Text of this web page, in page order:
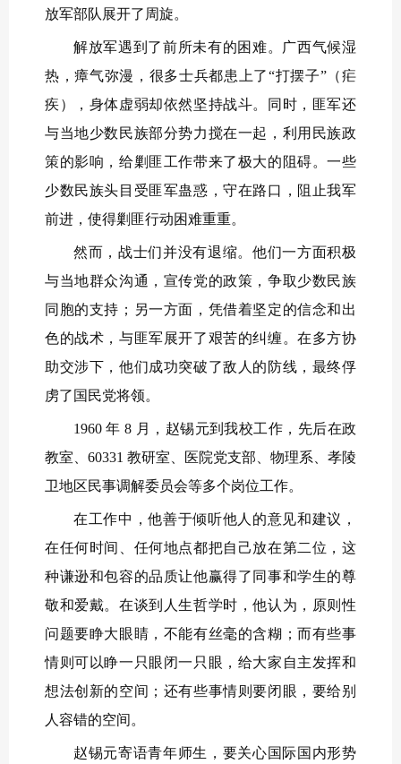
放军部队展开了周旋。
解放军遇到了前所未有的困难。广西气候湿
热，瘴气弥漫，很多士兵都患上了“打摆子”（疟
疾），身体虚弱却依然坚持战斗。同时，匪军还
与当地少数民族部分势力搅在一起，利用民族政
策的影响，给剿匪工作带来了极大的阻碍。一些
少数民族头目受匪军蛊惑，守在路口，阻止我军
前进，使得剿匪行动困难重重。
然而，战士们并没有退缩。他们一方面积极
与当地群众沟通，宣传党的政策，争取少数民族
同胞的支持；另一方面，凭借着坚定的信念和出
色的战术，与匪军展开了艰苦的纠缠。在多方协
助交涉下，他们成功突破了敌人的防线，最终俘
虏了国民党将领。
1960 年 8 月，赵锡元到我校工作，先后在政
教室、60331 教研室、医院党支部、物理系、孝陵
卫地区民事调解委员会等多个岗位工作。
在工作中，他善于倾听他人的意见和建议，
在任何时间、任何地点都把自己放在第二位，这
种谦逊和包容的品质让他赢得了同事和学生的尊
敬和爱戴。在谈到人生哲学时，他认为，原则性
问题要睁大眼睛，不能有丝毫的含糊；而有些事
情则可以睁一只眼闭一只眼，给大家自主发挥和
想法创新的空间；还有些事情则要闭眼，要给别
人容错的空间。
赵锡元寄语青年师生，要关心国际国内形势